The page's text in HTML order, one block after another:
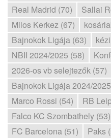
Real Madrid (70)
Sallai
Milos Kerkez (67)
Bajnokok Ligája (63)
NBII 2024/2025 (58)
2026-os vb selejtezők (57)
Bajnokok Ligája 2024/
Marco Rossi (54)
RB
Falco KC Szombathely (53)
FC Barcelona (51)
Paks